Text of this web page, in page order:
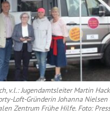
v.l.: Jugendamtsleiter Martin
Loft-Gründerin Johanna
Zentrum Frühe Hilfe. Foto: